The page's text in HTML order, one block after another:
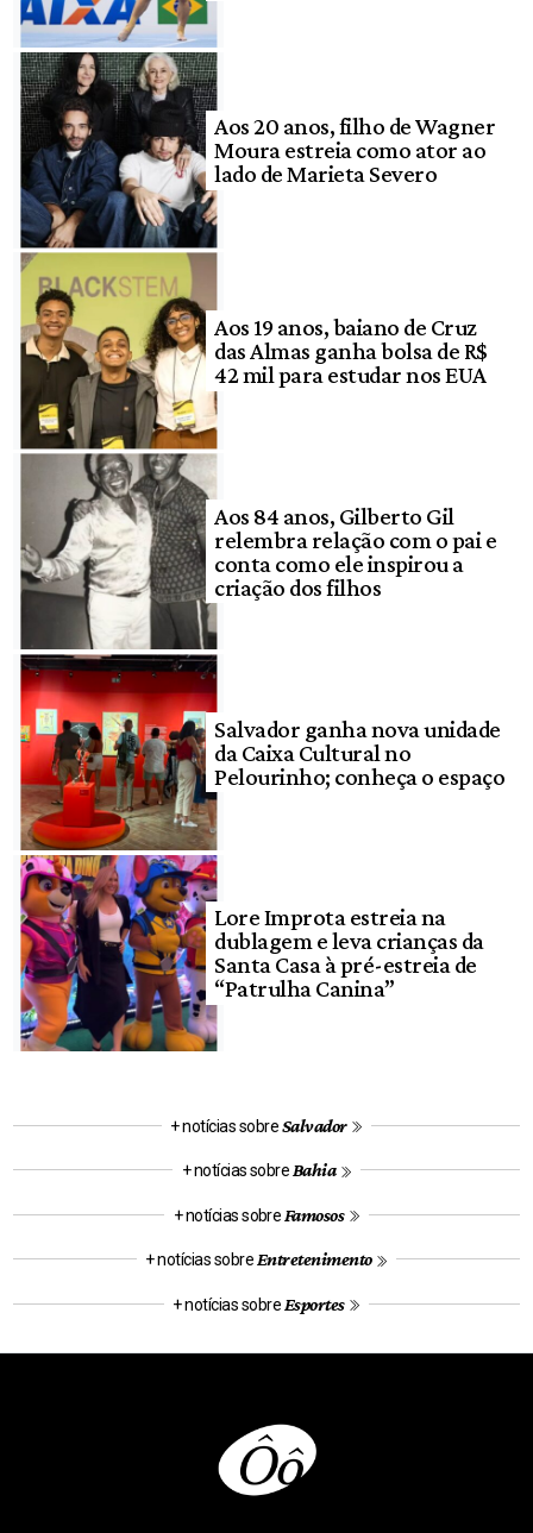
Aos 20 anos, filho de Wagner
Moura estreia como ator ao
lado de Marieta Severo
Aos 19 anos, baiano de Cruz
das Almas ganha bolsa de R$
42 mil para estudar nos EUA
Aos 84 anos, Gilberto Gil
relembra relação com o pai e
conta como ele inspirou a
criação dos filhos
Salvador ganha nova unidade
da Caixa Cultural no
Pelourinho; conheça o espaço
Lore Improta estreia na
dublagem e leva crianças da
Santa Casa à pré-estreia de
“Patrulha Canina”
+ notícias sobreSalvador
+ notícias sobre Bahia
+ notícias sobre Famosos
+ notícias sobre Entretenimento
+ notícias sobre Esportes